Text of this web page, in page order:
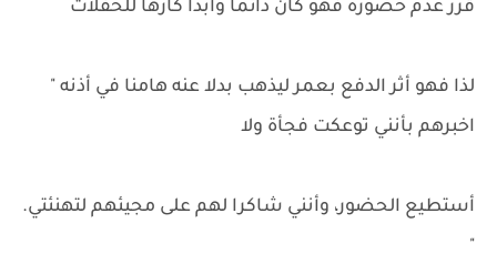
قرر عدم حضوره فهو كان دائما وأبدا كارها للحفلات
لذا فهو أثر الدفع بعمر ليذهب بدلا عنه هامنا في أذنه "
اخبرهم بأنني توعكت فجأة ولا
أستطيع الحضور، وأنني شاكرا لهم على مجيئهم لتهنئتي.
"